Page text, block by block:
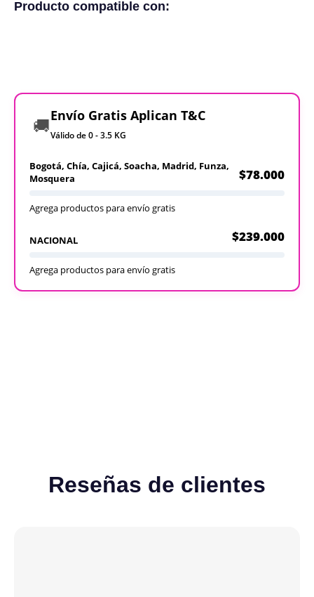
Producto compatible con:
🚚 Envío Gratis Aplican T&C
Válido de 0 - 3.5 KG
Bogotá, Chía, Cajicá, Soacha, Madrid, Funza,
Mosquera
$78.000
Agrega productos para envío gratis
NACIONAL $239.000
Agrega productos para envío gratis
Reseñas de clientes